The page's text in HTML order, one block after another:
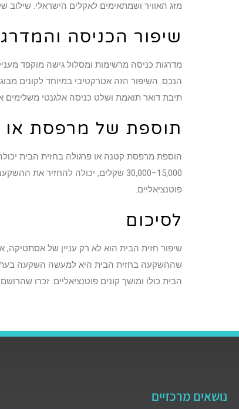
מזג האוויר ושמתאימים לאקלים הישראלי.
שיפור הכניסה
הנכס. השיפור הזה אטרקטיבי במיוחד לקונים
תיבת דואר תואמת ושלט כניסה אלגנטי
תוספת של מרפסת או
הוספת מרפסת קטנה או פרגולה בחזית הבית
15,000–30,000 שקלים, יכולה
פוטנציאליים.
לסיכום
שיפור חזית הבית הוא לא רק עניין של
שההשקעה בחזית הבית היא למעשה השקעה
הבית כולו ומושך קונים פוטנציאליים. זכרו
נושאים מרכזיים